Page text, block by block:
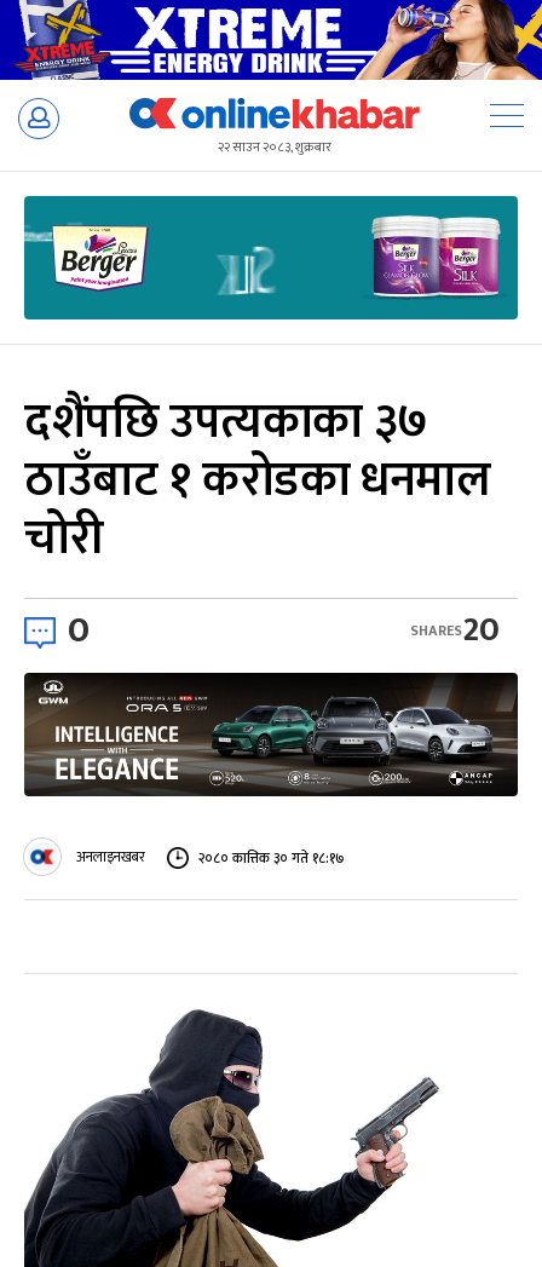
Skip
२२ साउन २०८३, शुक्रबार
दशैंपछि उपत्यकाका ३७
ठाउँबाट १ करोडका धनमाल
चोरी
0 20
SHARES
अनलाइनखबर २०८० कात्तिक ३० गते १८:१७